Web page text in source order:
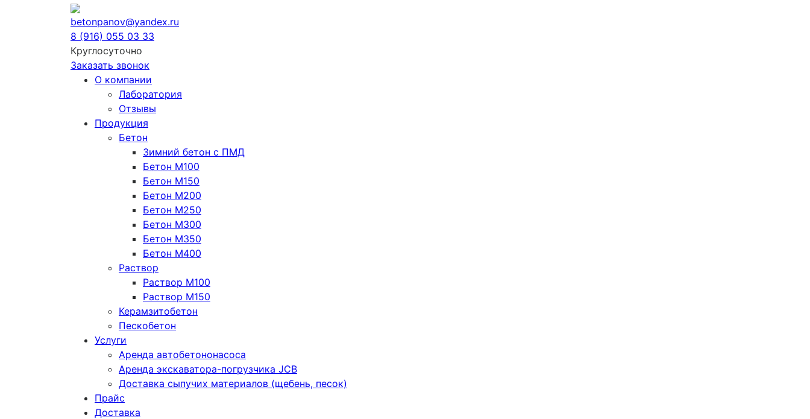
betonpanov@yandex.ru
8 (916) 055 03 33
Круглосуточно
Заказать звонок
О компании
Лаборатория
Отзывы
Продукция
Бетон
Зимний бетон с ПМД
Бетон М100
Бетон М150
Бетон М200
Бетон М250
Бетон М300
Бетон М350
Бетон М400
Раствор
Раствор М100
Раствор М150
Керамзитобетон
Пескобетон
Услуги
Аренда автобетононасоса
Аренда экскаватора-погрузчика JCB
Доставка сыпучих материалов (щебень, песок)
Прайс
Доставка